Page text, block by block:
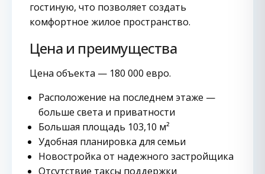
гостиную, что позволяет создать
комфортное жилое пространство.
Цена и преимущества
Цена объекта — 180 000 евро.
Расположение на последнем этаже —
больше света и приватности
Большая площадь 103,10 м²
Удобная планировка для семьи
Новостройка от надежного застройщика
Отсутствие таксы поддержки